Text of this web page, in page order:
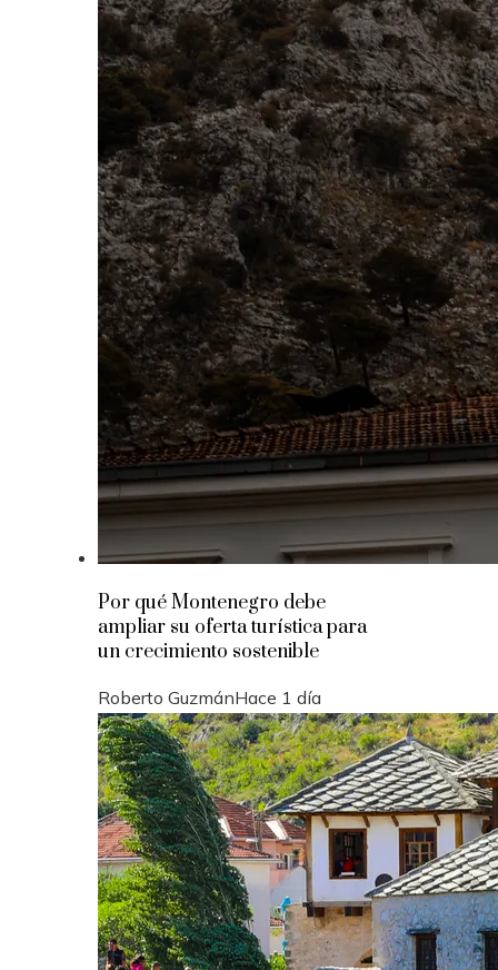
Por qué Montenegro debe
ampliar su oferta turística para
un crecimiento sostenible
Roberto GuzmánHace 1 día